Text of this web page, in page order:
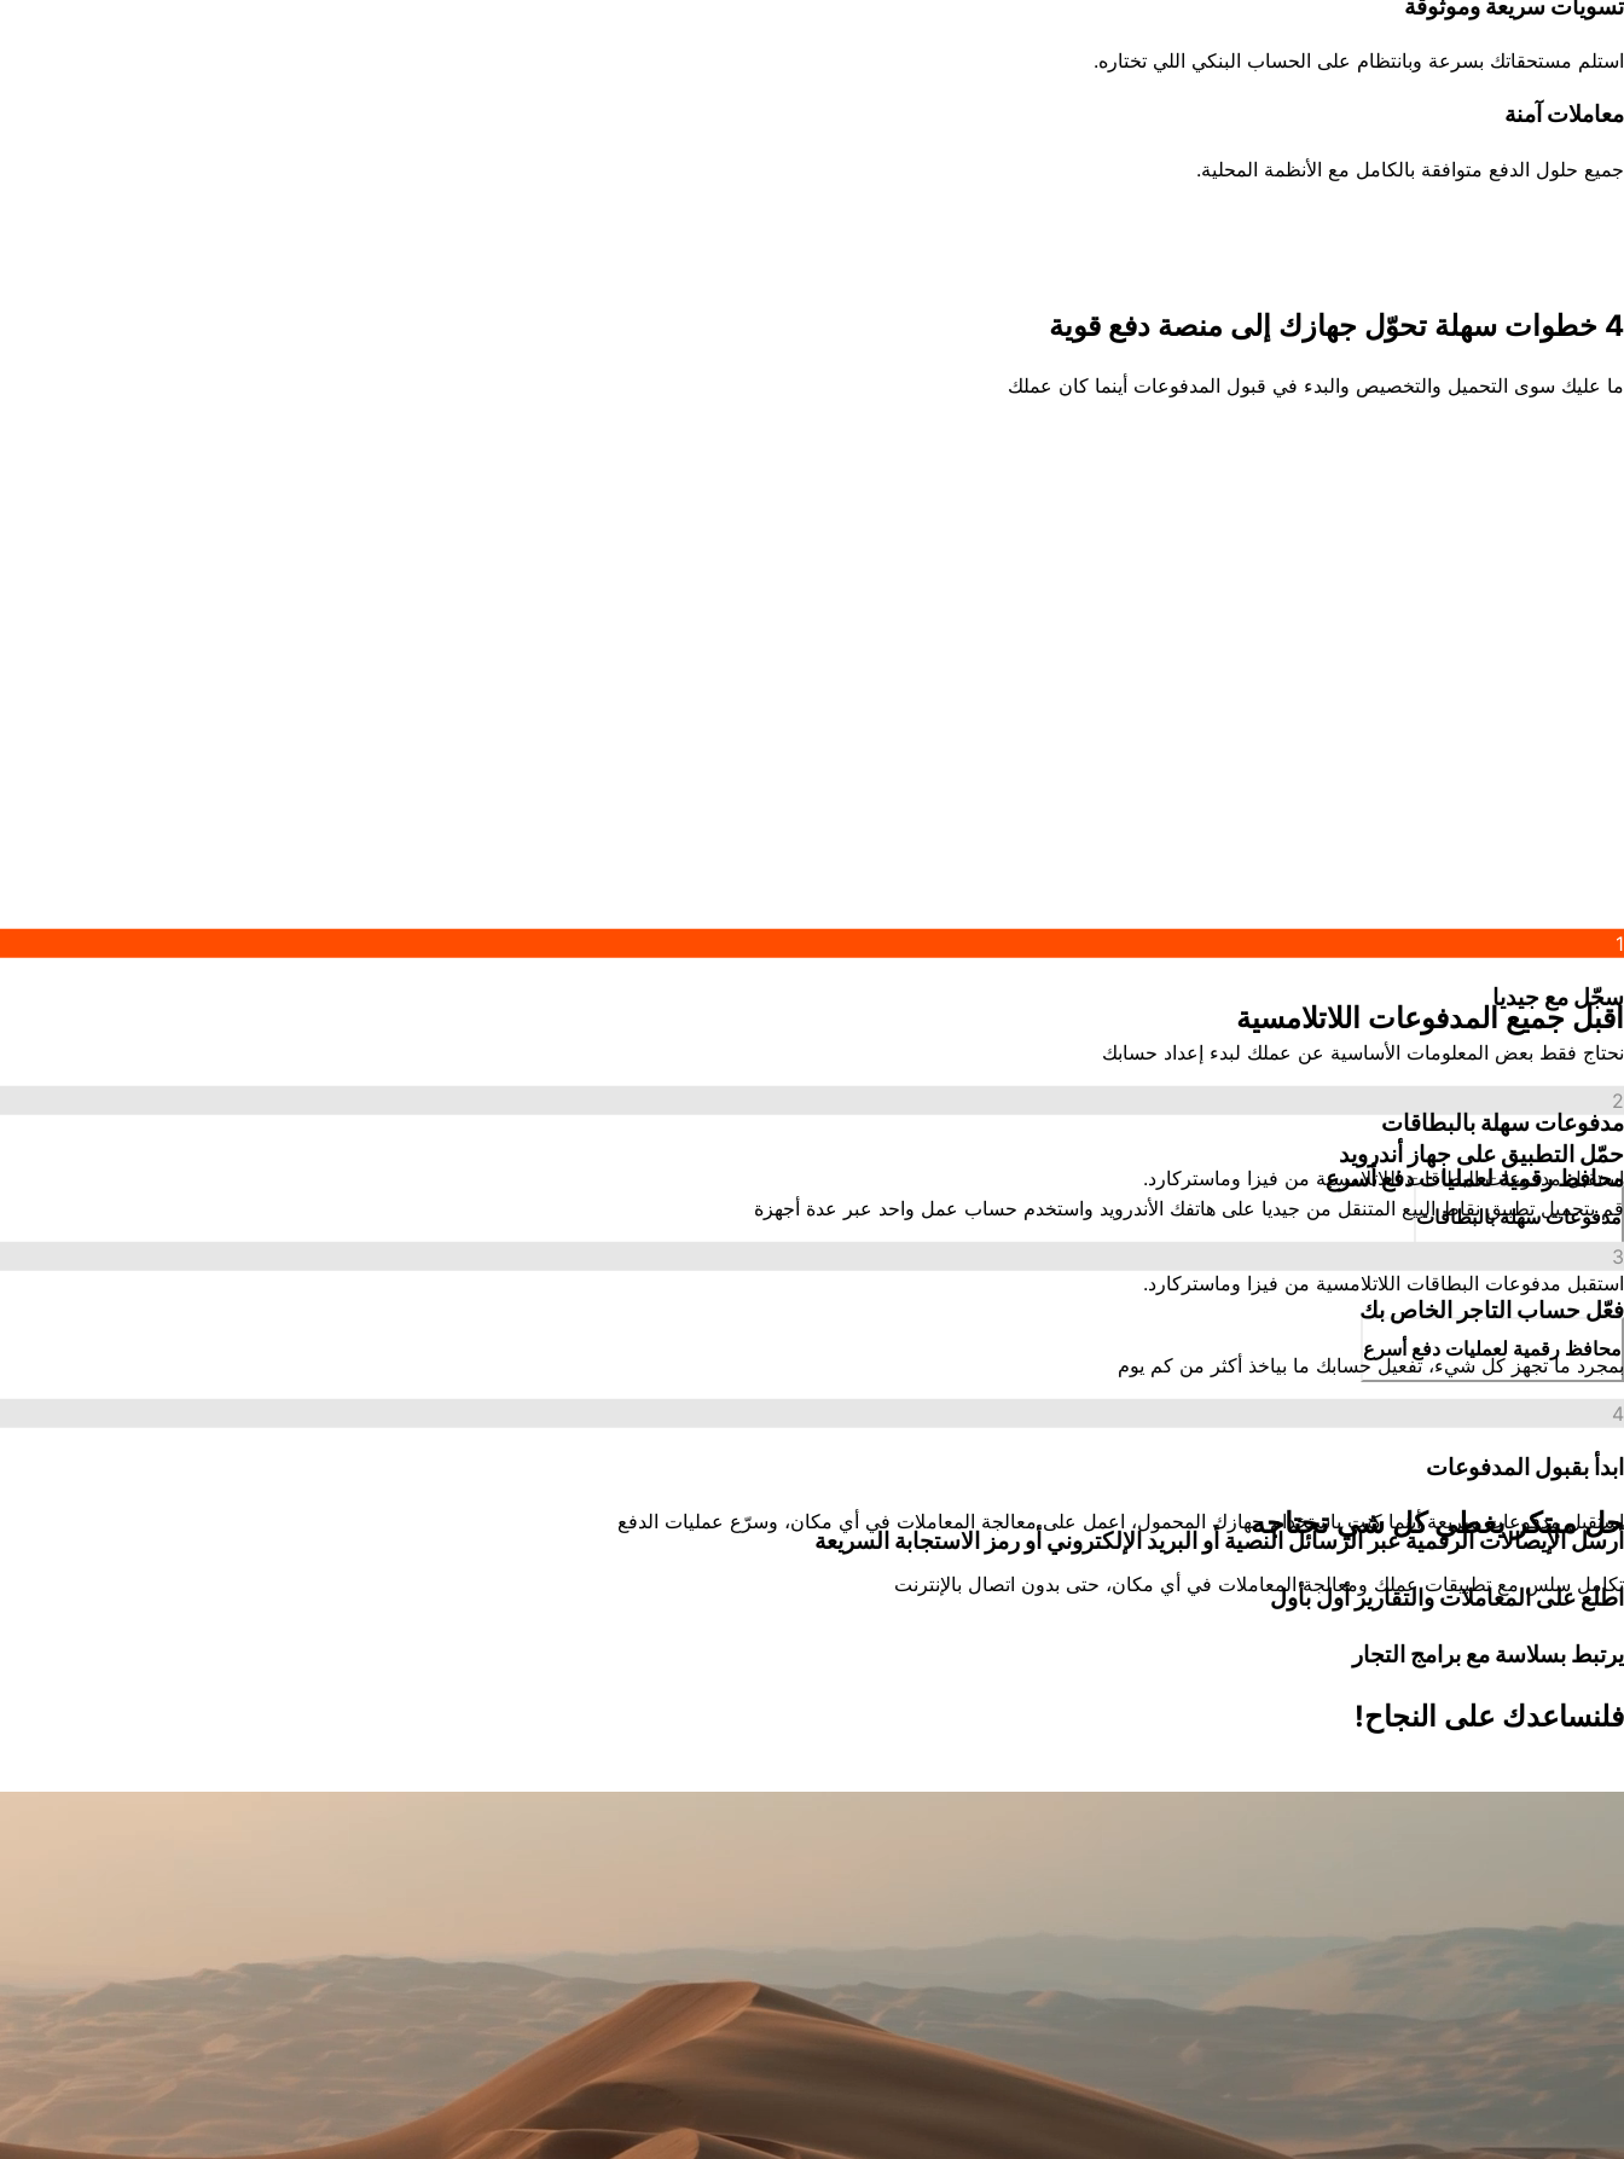
تسويات سريعة وموثوقة
استلم مستحقاتك بسرعة وبانتظام على الحساب البنكي اللي تختاره.
معاملات آمنة
جميع حلول الدفع متوافقة بالكامل مع الأنظمة المحلية.
4 خطوات سهلة تحوّل جهازك إلى منصة دفع قوية
ما عليك سوى التحميل والتخصيص والبدء في قبول المدفوعات أينما كان عملك
1
سجّل مع جيديا
نحتاج فقط بعض المعلومات الأساسية عن عملك لبدء إعداد حسابك
2
حمّل التطبيق على جهاز أندرويد
قم بتحميل تطبيق نقاط البيع المتنقل من جيديا على هاتفك الأندرويد واستخدم حساب عمل واحد عبر عدة أجهزة
3
فعّل حساب التاجر الخاص بك
بمجرد ما تجهز كل شيء، تفعيل حسابك ما بياخذ أكثر من كم يوم
4
ابدأ بقبول المدفوعات
استقبل مدفوعات سريعة أينما كنت باستخدام جهازك المحمول، اعمل على معالجة المعاملات في أي مكان، وسرّع عمليات الدفع
اقبل جميع المدفوعات اللاتلامسية
مدفوعات سهلة بالبطاقات
استقبل مدفوعات البطاقات اللاتلامسية من فيزا وماستركارد.
محافظ رقمية لعمليات دفع أسرع
مدفوعات سهلة بالبطاقات
استقبل مدفوعات البطاقات اللاتلامسية من فيزا وماستركارد.
محافظ رقمية لعمليات دفع أسرع
حل مبتكر يغطي كل شي تحتاجه
تكامل سلس مع تطبيقات عملك ومعالجة المعاملات في أي مكان، حتى بدون اتصال بالإنترنت
أرسل الإيصالات الرقمية عبر الرسائل النصية أو البريد الإلكتروني أو رمز الاستجابة السريعة
اطلع على المعاملات والتقارير أول بأول
يرتبط بسلاسة مع برامج التجار
فلنساعدك على النجاح!